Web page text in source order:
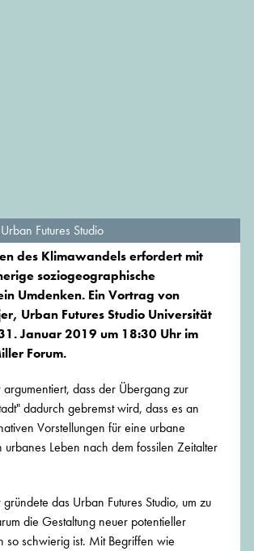
Futures Studio
des Klimawandels erfordert mit
soziogeographische
Umdenken. Ein Vortrag von
Urban Futures Studio Universität
Januar 2019 um 18:30 Uhr im
Forum.
dass der Übergang zur
dadurch gebremst wird, dass es an
Vorstellungen für eine urbane
urbanes Leben nach dem fossilen Zeitalter
das Urban Futures Studio, um zu
die Gestaltung neuer potentieller
so schwierig ist. Mit Begriffen wie